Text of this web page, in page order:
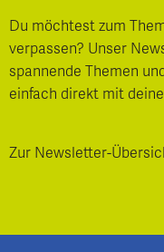
Du möchtest zum
verpassen? Unser
spannende Themen
einfach direkt mit
Zur Newsletter-